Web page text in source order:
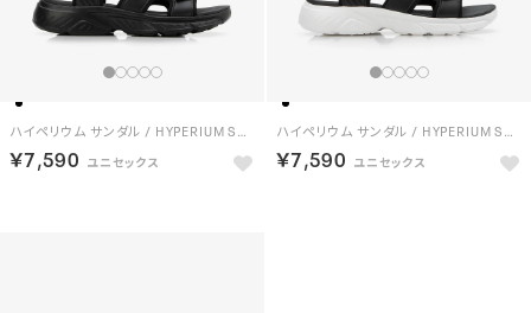
ハイペリウム サンダル / HYPERIUM SANDAL （ブラック）
￥7,590
ハイペリウム サンダル / HYPERIUM SANDAL （ブラック/ホワイト）
￥7,590